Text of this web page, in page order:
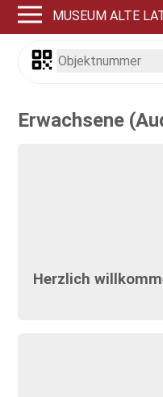
MUSEUM ALTE
Erwachsene
Herzlich